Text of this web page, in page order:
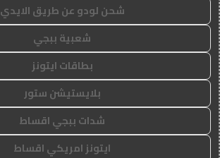
شحن لودو عن طريق الايدي
شعبية ببجي
بطاقات ايتونز
بلايستيشن ستور
شدات ببجي اقساط
ايتونز امريكي اقساط